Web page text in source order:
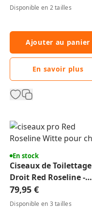
chat
Disponible en 2 tailles
Ajouter au panier
En savoir plus
En stock
Ciseaux de Toilettage
Droit Red Roseline -
Qualité Pro
79,95 €
Disponible en 3 tailles